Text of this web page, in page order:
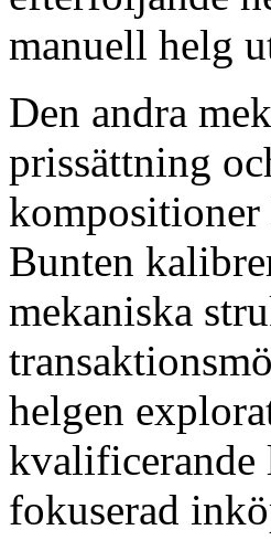
manuell helg
Den andra
prissättning
kompositioner
Bunten
mekaniska
helgen
kvalificerande
fokuserad